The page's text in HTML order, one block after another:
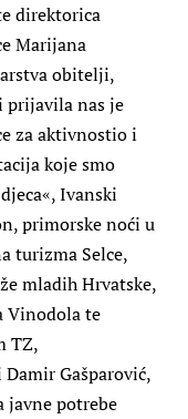
direktorica
Marijana
obitelji,
prijavila nas je
za aktivnostio i
koje smo
Ivanski
primorske noći u
turizma Selce,
mladih Hrvatske,
Vinodola te
TZ,
Gašparović,
javne potrebe